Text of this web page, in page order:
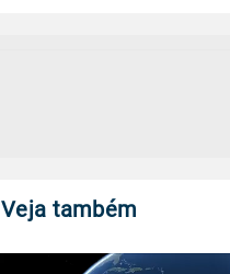
Veja também